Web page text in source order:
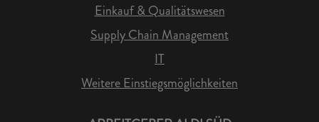
Einkauf & Qualitätswesen
Supply Chain Management
IT
Weitere Einstiegsmöglichkeiten